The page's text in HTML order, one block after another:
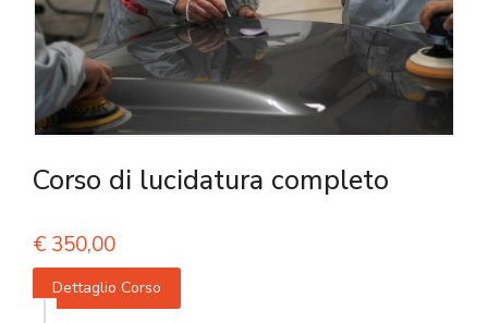
Corso di lucidatura completo
€ 350,00
Dettaglio Corso